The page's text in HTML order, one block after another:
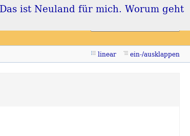
Login Registrieren
linear ein-/ausklappen
ist Neuland für mich. Worum geht